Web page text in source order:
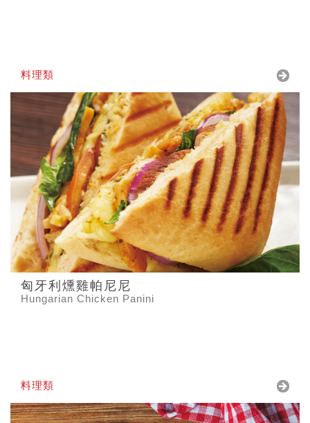
料理類
匈牙利燻雞帕尼尼
Hungarian Chicken Panini
料理類